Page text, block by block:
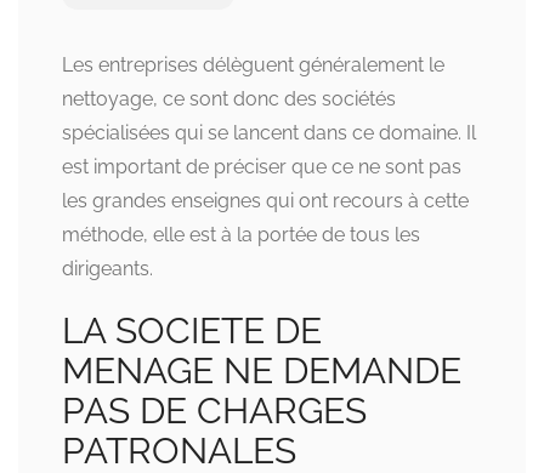
Les entreprises délèguent généralement le
nettoyage, ce sont donc des sociétés
spécialisées qui se lancent dans ce domaine. Il
est important de préciser que ce ne sont pas
les grandes enseignes qui ont recours à cette
méthode, elle est à la portée de tous les
dirigeants.
LA SOCIETE DE
MENAGE NE DEMANDE
PAS DE CHARGES
PATRONALES